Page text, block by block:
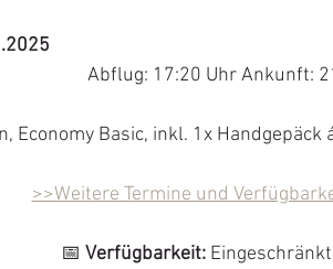
Economy Basic, inkl. 1x Handgepäck
>>Weitere Termine und
📅 Verfügbarkeit: